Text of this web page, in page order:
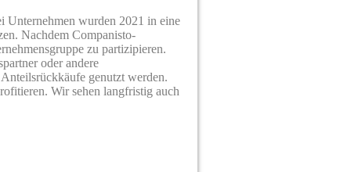
Unternehmen wurden 2021 in eine
Nachdem Companisto-
zu partizipieren.
oder andere
genutzt werden.
Wir sehen langfristig auch